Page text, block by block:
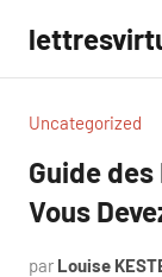
contenu
Uncategorized
Guide
Vous
par Louise